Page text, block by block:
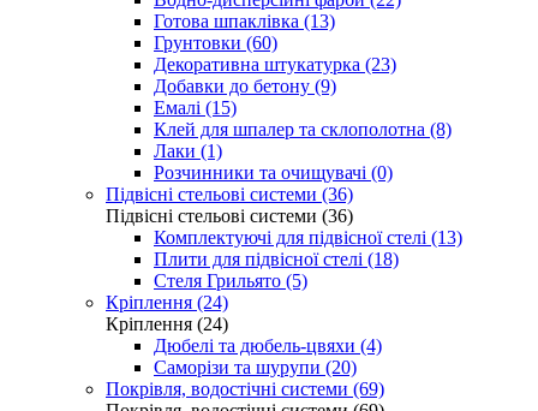
Готова шпаклівка (13)
Грунтовки (60)
Декоративна штукатурка (23)
Добавки до бетону (9)
Емалі (15)
Клей для шпалер та склополотна (8)
Лаки (1)
Розчинники та очищувачі (0)
Підвісні стельові системи (36)
Підвісні стельові системи (36)
Комплектуючі для підвісної стелі (13)
Плити для підвісної стелі (18)
Стеля Грильято (5)
Кріплення (24)
Кріплення (24)
Дюбелі та дюбель-цвяхи (4)
Саморізи та шурупи (20)
Покрівля, водостічні системи (69)